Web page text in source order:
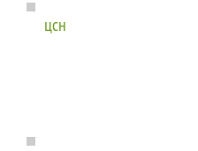
цсн